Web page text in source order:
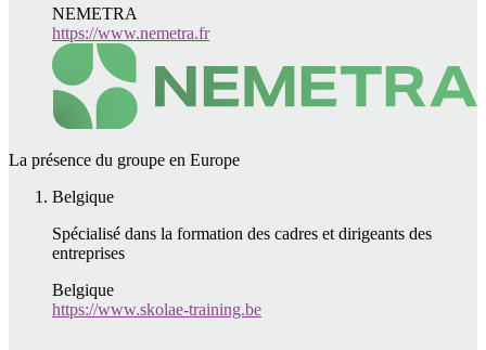
NEMETRA
https://www.nemetra.fr
La présence du groupe en Europe
Belgique
Spécialisé dans la formation des cadres et dirigeants des
entreprises
Belgique
https://www.skolae-training.be